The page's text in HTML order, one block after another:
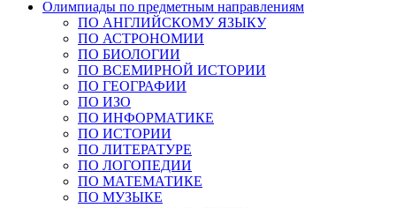
Олимпиады по предметным направлениям
ПО АНГЛИЙСКОМУ ЯЗЫКУ
ПО АСТРОНОМИИ
ПО БИОЛОГИИ
ПО ВСЕМИРНОЙ ИСТОРИИ
ПО ГЕОГРАФИИ
ПО ИЗО
ПО ИНФОРМАТИКЕ
ПО ИСТОРИИ
ПО ЛИТЕРАТУРЕ
ПО ЛОГОПЕДИИ
ПО МАТЕМАТИКЕ
ПО МУЗЫКЕ